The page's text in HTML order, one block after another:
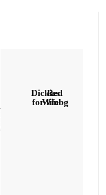
Dickies
for life
Red
Winbg